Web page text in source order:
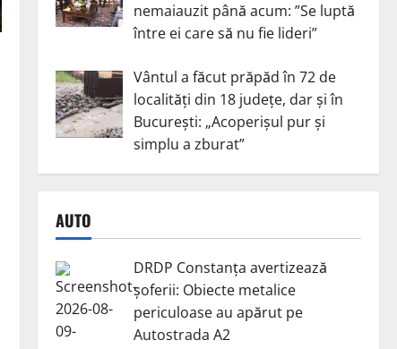
nemaiauzit până acum: ”Se luptă
între ei care să nu fie lideri”
Vântul a făcut prăpăd în 72 de
localități din 18 județe, dar și în
București: „Acoperișul pur și
simplu a zburat”
AUTO
DRDP Constanța avertizează
șoferii: Obiecte metalice
periculoase au apărut pe
Autostrada A2